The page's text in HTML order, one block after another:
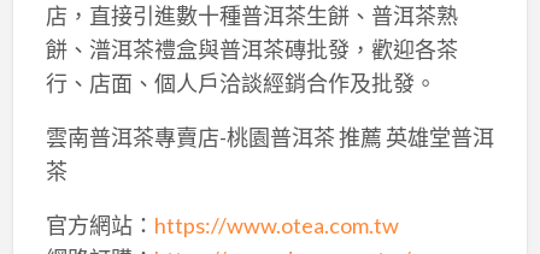
店，直接引進數十種普洱茶生餅、普洱茶熟
餅、潽洱茶禮盒與普洱茶磚批發，歡迎各茶
行、店面、個人戶洽談經銷合作及批發。
雲南普洱茶專賣店-桃園普洱茶 推薦 英雄堂普洱
茶
官方網站： https://www.otea.com.tw